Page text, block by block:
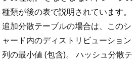
種類が後の表で説明されています。
追加分散テーブルの場合は、このシ
ャード内のディストリビューション
列の最小値 (包含)。 ハッシュ分散テ